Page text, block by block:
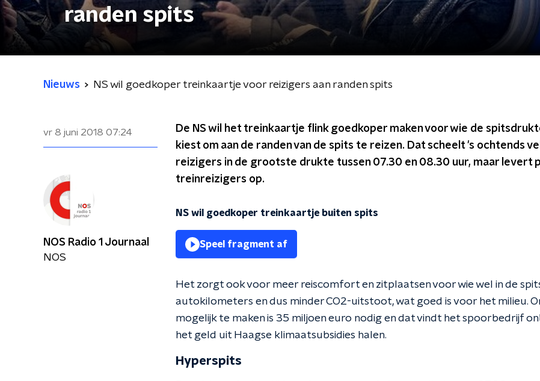
randen spits
Nieuws NS wil goedkoper treinkaartje voor reizigers aan randen spits
vr 8 juni 2018 07:24
De NS wil het treinkaartje flink goedkoper maken voor wie de
kiest om aan de randen van de spits te reizen. Dat scheelt 's ochtends
reizigers in de grootste drukte tussen 07.30 en 08.30 uur, maar levert
treinreizigers op.
NS wil goedkoper treinkaartje buiten spits
Speel fragment af
Het zorgt ook voor meer reiscomfort en zitplaatsen voor wie wel in de
autokilometers en dus minder CO2-uitstoot, wat goed is voor het milieu.
mogelijk te maken is 35 miljoen euro nodig en dat vindt het spoorbedrijf
het geld uit Haagse klimaatsubsidies halen.
Hyperspits
NOS Radio 1 Journaal
NOS